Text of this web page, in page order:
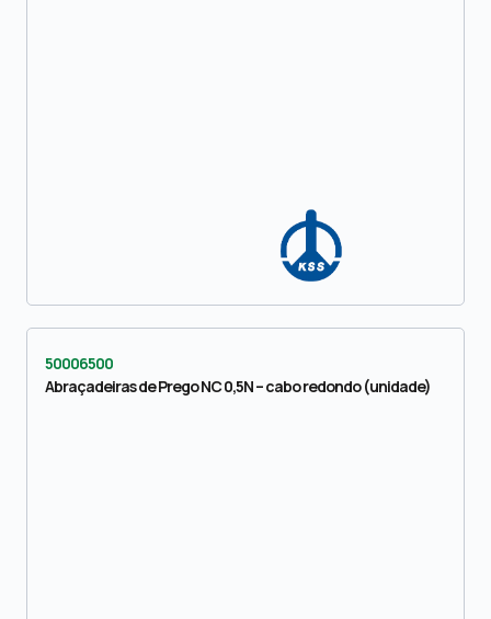
50006500
Abraçadeiras de Prego NC 0,5N – cabo redondo (unidade)